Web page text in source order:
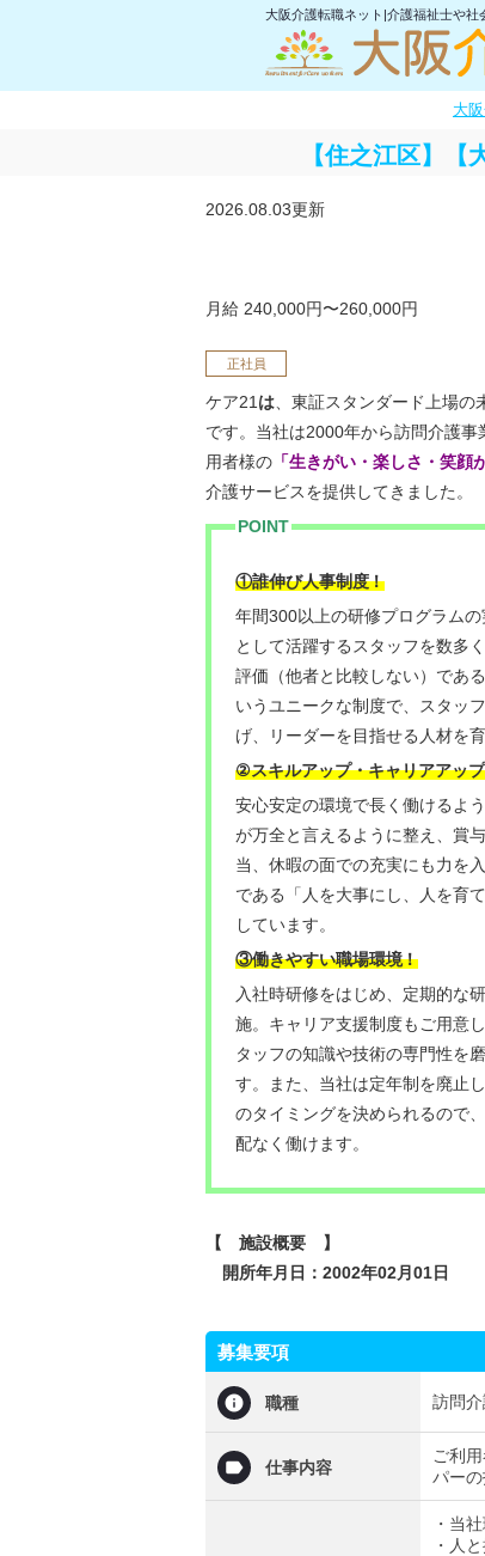
大阪介護転職ネット|介護福祉士や社
大
【住之江区】
2026.08.03更新
月給 240,000円〜260,000円
正社員
ケア21 は 、東証スタンダード上場
です。当社は2000年から訪問介護事
用者様の 「生きがい・楽しさ・笑顔
介護サービスを提供してきました。
POINT
①誰伸び人事制度！
年間300以上の研修プログラム
として活躍するスタッフを数多
評価（他者と比較しない）であ
いうユニークな制度で、スタッ
げ、リーダーを目指せる人材を育
②スキルアップ・キャリアアッ
安心安定の環境で長く働けるよ
が万全と言えるように整え、賞
当、休暇の面での充実にも力を
である「人を大事にし、人を育
しています。
③働きやすい職場環境！
入社時研修をはじめ、定期的な
施。キャリア支援制度もご用意
タッフの知識や技術の専門性を
す。また、当社は定年制を廃止
のタイミングを決められるので
配なく働けます。
【 施設概要 】
開所年月日：2002年02月01日
募集要項
職種 訪問
仕事内容
ご利
パー
・当
・人